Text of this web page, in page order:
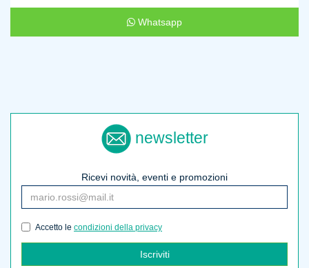
Whatsapp
newsletter
Ricevi novità, eventi e promozioni
Accetto le condizioni della privacy
Iscriviti